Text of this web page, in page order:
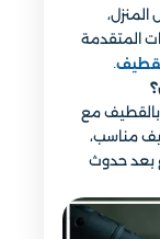
المتقدمة
بالقطيف مع
مناسب،
بعد حدوث